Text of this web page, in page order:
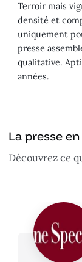
Terroir mais
densité et
uniquement
presse
qualitative.
années.
La presse
Découvrez ce